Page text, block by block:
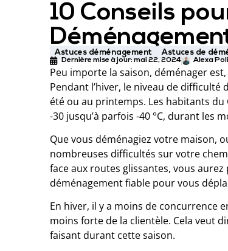
10 Conseils
Astuces déménagement Astuces de
Dernière mise à jour:mai 22, 2024 Alexa
Peu importe la saison, déménager
Pendant l’hiver, le niveau de
été ou au printemps. Les habitants
-30 jusqu’à parfois -40 °C, durant les
Que vous déménagiez votre maison,
nombreuses difficultés sur votre
face aux routes glissantes, vous
déménagement fiable pour vous
En hiver, il y a moins de concurrence
moins forte de la clientèle. Cela veut
faisant durant cette saison.